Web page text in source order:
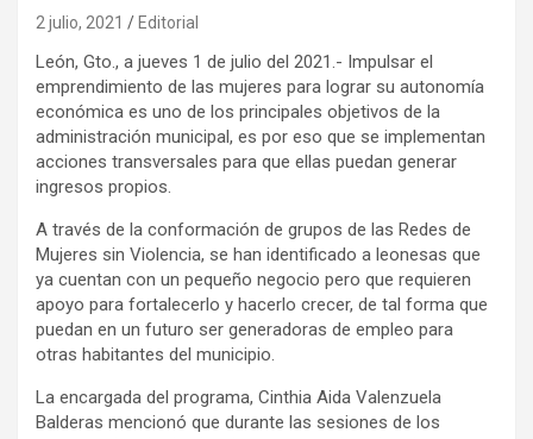
2 julio, 2021 Editorial
León, Gto., a jueves 1 de julio del 2021.- Impulsar el
emprendimiento de las mujeres para lograr su autonomía
económica es uno de los principales objetivos de la
administración municipal, es por eso que se implementan
acciones transversales para que ellas puedan generar
ingresos propios.
A través de la conformación de grupos de las Redes de
Mujeres sin Violencia, se han identificado a leonesas que
ya cuentan con un pequeño negocio pero que requieren
apoyo para fortalecerlo y hacerlo crecer, de tal forma que
puedan en un futuro ser generadoras de empleo para
otras habitantes del municipio.
La encargada del programa, Cinthia Aida Valenzuela
Balderas mencionó que durante las sesiones de los